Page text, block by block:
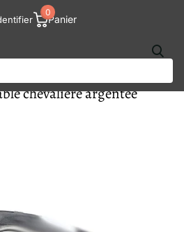
Panier
0
chevalière argentée